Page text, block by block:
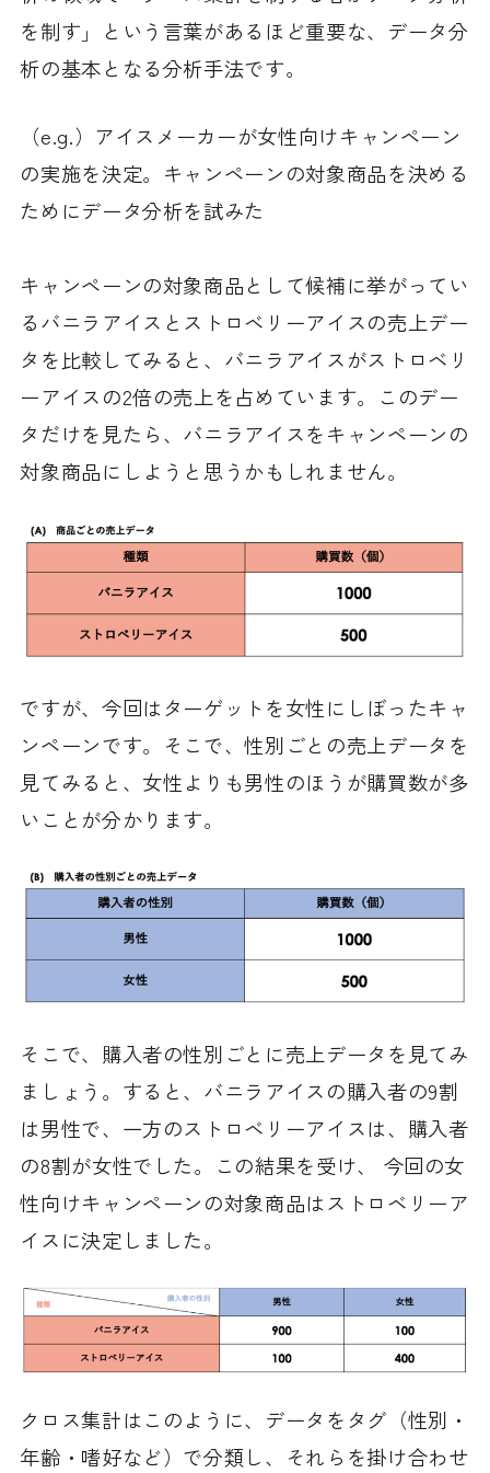
を制す」という言葉があるほど重要な、データ分
析の基本となる分析手法です。
（e.g.）アイスメーカーが女性向けキャンペーン
の実施を決定。キャンペーンの対象商品を決める
ためにデータ分析を試みた
キャンペーンの対象商品として候補に挙がってい
るバニラアイスとストロベリーアイスの売上デー
タを比較してみると、バニラアイスがストロベリ
ーアイスの2倍の売上を占めています。このデー
タだけを見たら、バニラアイスをキャンペーンの
対象商品にしようと思うかもしれません。
ですが、今回はターゲットを女性にしぼったキャ
ンペーンです。そこで、性別ごとの売上データを
見てみると、女性よりも男性のほうが購買数が多
いことが分かります。
そこで、購入者の性別ごとに売上データを見てみ
ましょう。すると、バニラアイスの購入者の9割
は男性で、一方のストロベリーアイスは、購入者
の8割が女性でした。この結果を受け、 今回の女
性向けキャンペーンの対象商品はストロベリーア
イスに決定しました。
クロス集計はこのように、データをタグ（性別・
年齢・嗜好など）で分類し、それらを掛け合わせ